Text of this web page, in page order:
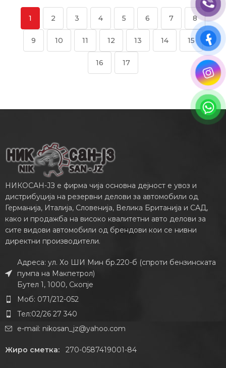
1 2 3 4 5 6 7 8
9 10 11 12 13 14 15
16 17
НИКОСАН-ЈЗ е фирма чија основна дејност е увоз и
дистрибуција на резервни делови за автомобили од
Германија, Италија, Словенија, Велика Британија и САД,
како и продажба на високо квалитетни авто делови за
сите видови автомобили од брендови кои се нивни
директни производители.
Адреса: ул. Хо ШИ Мин бр.220-б (спроти бензинската
пумпа на Макпетрол)
Бутел 1, 1000, Скопје
Моб: 071/212-052
Тел:02/26 27 340
e-mail: nikosan_jz@yahoo.com
Жиро сметка:270-0587419001-84